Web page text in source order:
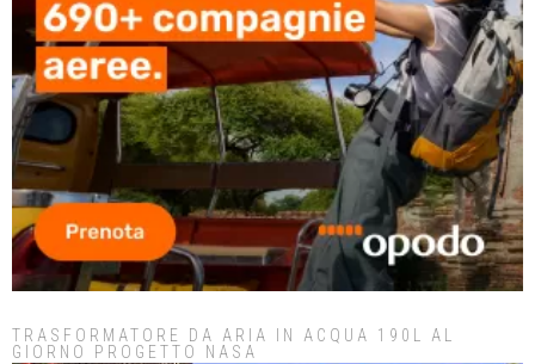
TRASFORMATORE DA ARIA IN ACQUA 190L AL
GIORNO PROGETTO NASA